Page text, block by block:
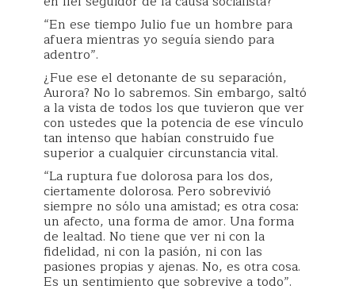
“En ese tiempo Julio fue un hombre para
afuera mientras yo seguía siendo para
adentro”.
¿Fue ese el detonante de su separación,
Aurora? No lo sabremos. Sin embargo, saltó
a la vista de todos los que tuvieron que ver
con ustedes que la potencia de ese vínculo
tan intenso que habían construido fue
superior a cualquier circunstancia vital.
“La ruptura fue dolorosa para los dos,
ciertamente dolorosa. Pero sobrevivió
siempre no sólo una amistad; es otra cosa:
un afecto, una forma de amor. Una forma
de lealtad. No tiene que ver ni con la
fidelidad, ni con la pasión, ni con las
pasiones propias y ajenas. No, es otra cosa.
Es un sentimiento que sobrevive a todo”.